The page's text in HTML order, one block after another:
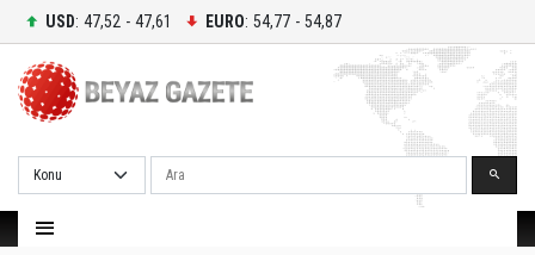
USD: 47,52 - 47,61 EURO: 54,77 - 54,87
Ara